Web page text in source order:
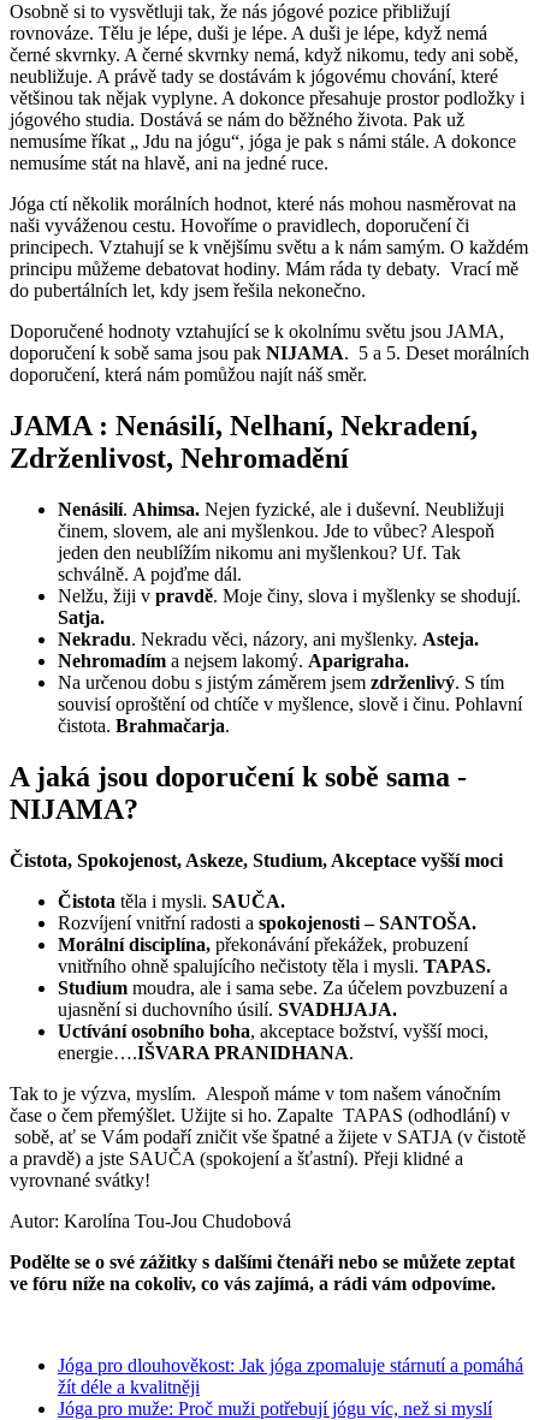
Osobně si to vysvětluji tak, že nás jógové pozice přibližují
rovnováze. Tělu je lépe, duši je lépe. A duši je lépe, když nemá
černé skvrnky. A černé skvrnky nemá, když nikomu, tedy ani sobě,
neubližuje. A právě tady se dostávám k jógovému chování, které
většinou tak nějak vyplyne. A dokonce přesahuje prostor podložky i
jógového studia. Dostává se nám do běžného života. Pak už
nemusíme říkat „ Jdu na jógu“, jóga je pak s námi stále. A dokonce
nemusíme stát na hlavě, ani na jedné ruce.
Jóga ctí několik morálních hodnot, které nás mohou nasměrovat na
naši vyváženou cestu. Hovoříme o pravidlech, doporučení či
principech. Vztahují se k vnějšímu světu a k nám samým. O každém
principu můžeme debatovat hodiny. Mám ráda ty debaty. Vrací mě
do pubertálních let, kdy jsem řešila nekonečno.
Doporučené hodnoty vztahující se k okolnímu světu jsou JAMA,
doporučení k sobě sama jsou pak NIJAMA. 5 a 5. Deset morálních
doporučení, která nám pomůžou najít náš směr.
JAMA : Nenásilí, Nelhaní, Nekradení,
Zdrženlivost, Nehromadění
Nenásilí. Ahimsa. Nejen fyzické, ale i duševní. Neubližuji
činem, slovem, ale ani myšlenkou. Jde to vůbec? Alespoň
jeden den neublížím nikomu ani myšlenkou? Uf. Tak
schválně. A pojďme dál.
Nelžu, žiji v pravdě. Moje činy, slova i myšlenky se shodují.
Satja.
Nekradu. Nekradu věci, názory, ani myšlenky. Asteja.
Nehromadím a nejsem lakomý. Aparigraha.
Na určenou dobu s jistým záměrem jsem zdrženlivý. S tím
souvisí oproštění od chtíče v myšlence, slově i činu. Pohlavní
čistota. Brahmačarja.
A jaká jsou doporučení k sobě sama -
NIJAMA?
Čistota, Spokojenost, Askeze, Studium, Akceptace vyšší moci
Čistota těla i mysli. SAUČA.
Rozvíjení vnitřní radosti a spokojenosti – SANTOŠA.
Morální disciplína, překonávání překážek, probuzení
vnitřního ohně spalujícího nečistoty těla i mysli. TAPAS.
Studium moudra, ale i sama sebe. Za účelem povzbuzení a
ujasnění si duchovního úsilí. SVADHJAJA.
Uctívání osobního boha, akceptace božství, vyšší moci,
energie….IŠVARA PRANIDHANA.
Tak to je výzva, myslím. Alespoň máme v tom našem vánočním
čase o čem přemýšlet. Užijte si ho. Zapalte TAPAS (odhodlání) v
sobě, ať se Vám podaří zničit vše špatné a žijete v SATJA (v čistotě
a pravdě) a jste SAUČA (spokojení a šťastní). Přeji klidné a
vyrovnané svátky!
Autor: Karolína Tou-Jou Chudobová
Podělte se o své zážitky s dalšími čtenáři nebo se můžete zeptat
ve fóru níže na cokoliv, co vás zajímá, a rádi vám odpovíme.
Jóga pro dlouhověkost: Jak jóga zpomaluje stárnutí a pomáhá
žít déle a kvalitněji
Jóga pro muže: Proč muži potřebují jógu víc, než si myslí